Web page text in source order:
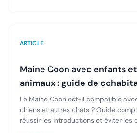
ARTICLE
Maine Coon avec enfants
animaux : guide de
Le Maine Coon est-il compatible
chiens et autres chats ? Guide
réussir les introductions et éviter les